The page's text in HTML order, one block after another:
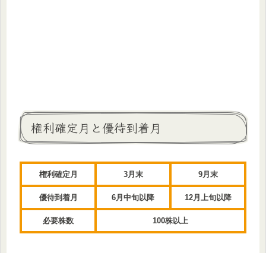
権利確定月と優待到着月
権利確定月 3月末 9月末
優待到着月 6月中旬以降 12月上旬以降
必要株数 100株以上